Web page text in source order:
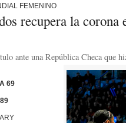
FEMENINO
recupera la corona
ante una República Checa que
69